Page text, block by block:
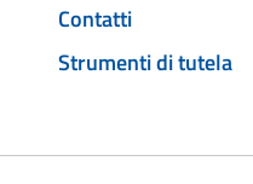
Contatti
Strumenti di tutela